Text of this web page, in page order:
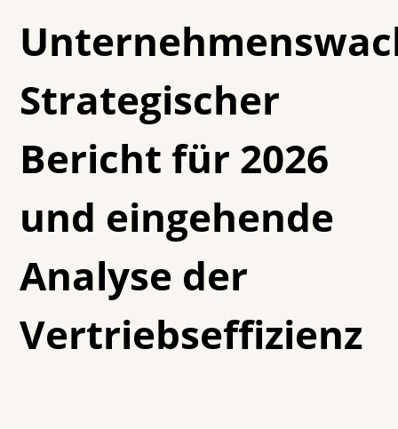
Strategischer
Bericht für 2026
und eingehende
Analyse der
Vertriebseffizienz